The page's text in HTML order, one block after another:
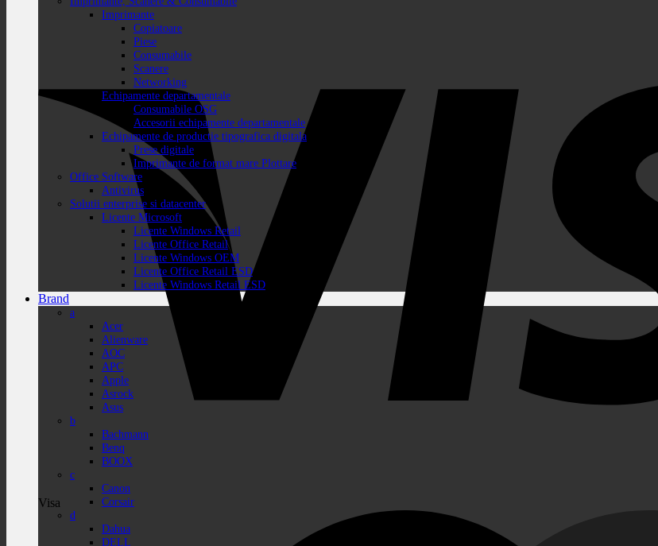
Visa
Imprimante
Copiatoare
Piese
Consumabile
Scanere
Networking
Echipamente departamentale
Consumabile OSG
Accesorii echipamente departamentale
Echipamente de productie tipografica digitala
Prese digitale
Imprimante de format mare Plottare
Office Software
Antivirus
Solutii enterprise si datacenter
Licente Microsoft
Licente Windows Retail
Licente Office Retail
Licente Windows OEM
Licente Office Retail ESD
Licente Windows Retail ESD
Brand
a
Acer
Alienware
AOC
APC
Apple
Asrock
Asus
b
Bachmann
Benq
BOOX
c
Canon
Corsair
d
Dahua
DELL